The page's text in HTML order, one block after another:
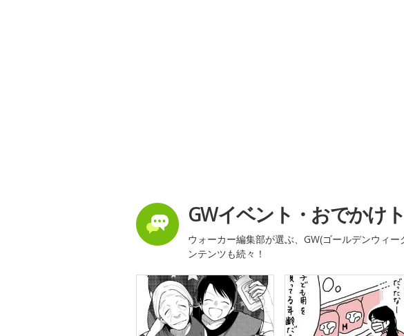
GWイベント・おでかけ
ウォーカー編集部が選ぶ、GW(ゴールデンウィ
ンテンツも続々！